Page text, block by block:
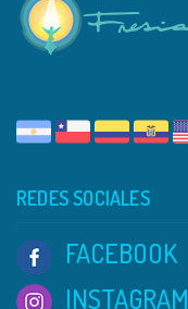
REDES SOCIALES
FACEBOOK
INSTAGRAM